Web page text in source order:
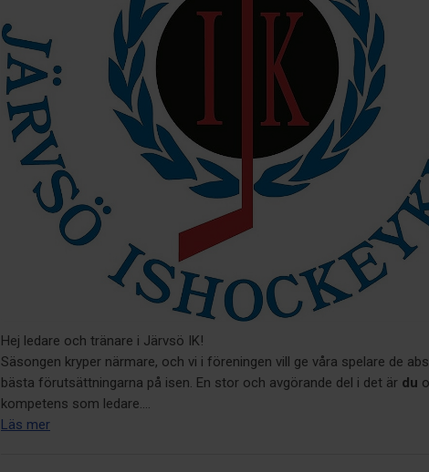
Hej ledare och tränare i Järvsö IK!
Säsongen kryper närmare, och vi i föreningen vill ge våra spelare de
bästa förutsättningarna på isen. En stor och avgörande del i det är du
kompetens som ledare....
Läs mer